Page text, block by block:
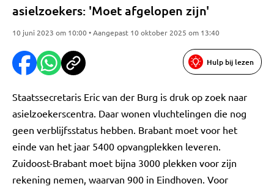
asielzoekers: 'Moet afgelopen zijn'
10 juni 2023 om 10:00 • Aangepast 10 oktober 2025 om 13:40
Hulp bij lezen
Staatssecretaris Eric van der Burg is druk op zoek naar
asielzoekerscentra. Daar wonen vluchtelingen die nog
geen verblijfsstatus hebben. Brabant moet voor het
einde van het jaar 5400 opvangplekken leveren.
Zuidoost-Brabant moet bijna 3000 plekken voor zijn
rekening nemen, waarvan 900 in Eindhoven. Voor